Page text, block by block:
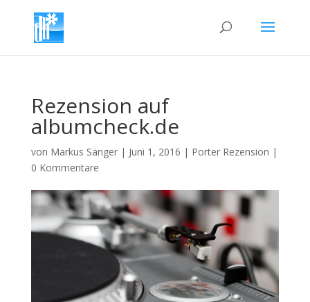
Rezension auf
albumcheck.de
von Markus Sänger| Juni 1, 2016 | Porter Rezension |
0 Kommentare